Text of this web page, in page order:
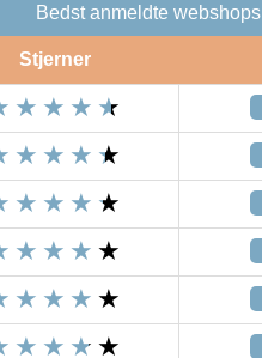
Bedst anmeldte webshops
Stjerner